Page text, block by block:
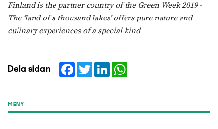
Finland is the partner country of the Green Week 2019 -
The ‘land of a thousand lakes’ offers pure nature and
culinary experiences of a special kind
Dela sidan Facebook
TwitterLinkedIn
MENY